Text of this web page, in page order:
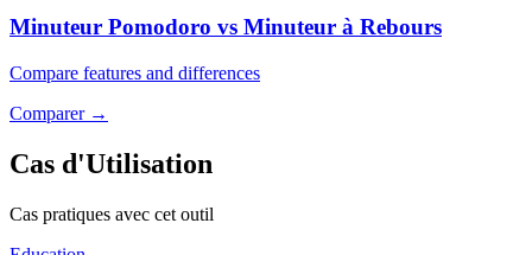
Minuteur Pomodoro vs Minuteur à Rebours
Compare features and differences
Comparer→
Cas d'Utilisation
Cas pratiques avec cet outil